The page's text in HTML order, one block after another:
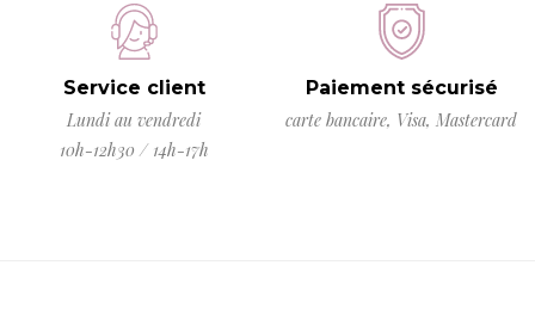
Service client
Lundi au vendredi
10h-12h30 / 14h-17h
Paiement sécurisé
carte bancaire, Visa, Mastercard